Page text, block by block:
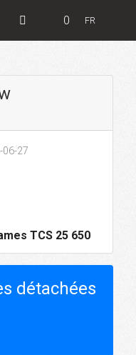
0 FR
06-27
TCS 25 650
détachées